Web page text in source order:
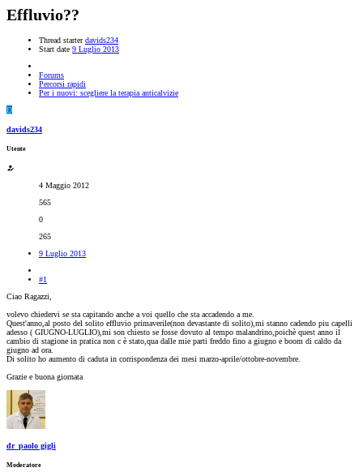
Effluvio??
Thread starter davids234
Start date 9 Luglio 2013
Forums
Percorsi rapidi
Per i nuovi: scegliere la terapia anticalvizie
D
davids234
Utente
4 Maggio 2012
565
0
265
9 Luglio 2013
#1
Ciao Ragazzi,
volevo chiedervi se sta capitando anche a voi quello che sta accadendo a me.
Quest'anno,al posto del solito effluvio primaverile(non devastante di solito),mi stanno cadendo piu capelli
adesso ( GIUGNO-LUGLIO),mi son chiesto se fosse dovuto al tempo malandrino,poichè quest anno il
cambio di stagione in pratica non c è stato,qua dalle mie parti freddo fino a giugno e boom di caldo da
giugno ad ora.
Di solito ho aumento di caduta in corrispondenza dei mesi marzo-aprile/ottobre-novembre.
Grazie e buona giornata
dr_paolo gigli
Moderatore